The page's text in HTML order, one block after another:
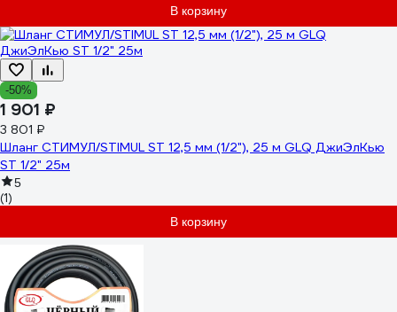
В корзину
-50%
1 901 ₽
3 801 ₽
Шланг СТИМУЛ/STIMUL ST 12,5 мм (1/2"), 25 м GLQ ДжиЭлКью
ST 1/2" 25м
5
(1)
В корзину